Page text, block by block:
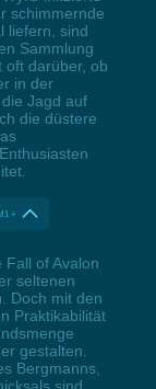
schimmernde
liefern, sind
Sammlung
oft darüber, ob
in der
Jagd auf
die düstere
+
Fall of Avalon
seltenen
Doch mit den
Praktikabilität
gestalten.
Bergmanns,